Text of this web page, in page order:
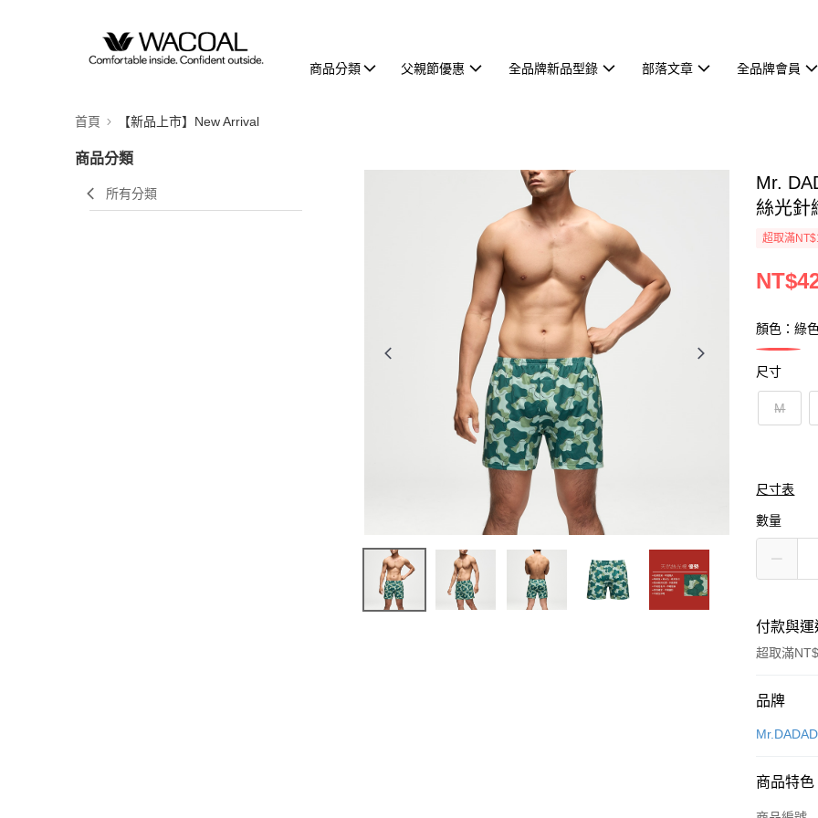
商品分類 父親節優惠 全品牌新品型錄 部落文章 全品牌會員
首頁 【新品上市】New Arrival
商品分類
所有分類
Mr.
絲光針
超取滿
顏色：綠
尺寸
M
尺寸表
數量
付款與
超取滿
付款方式
信用卡一
品牌
商品特色